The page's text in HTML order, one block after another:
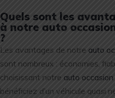
Quels sont les
à notre auto
?
Les avantages de notre auto
sont nombreux : économies,
choisissant notre auto
bénéficiez d’un véhicule quasi